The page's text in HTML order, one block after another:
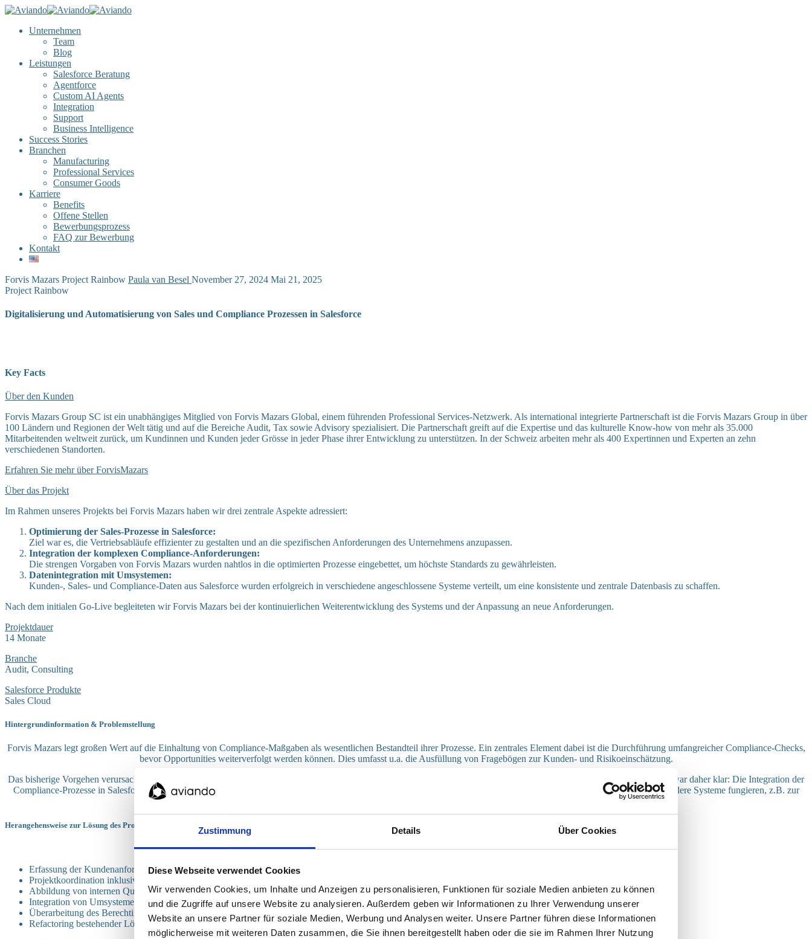
Zustimmung Details Über Cookies
Diese Webseite verwendet Cookies
Wir verwenden Cookies, um Inhalte und Anzeigen zu personalisieren, Funktionen für soziale Medien anbieten zu können
und die Zugriffe auf unsere Website zu analysieren. Außerdem geben wir Informationen zu Ihrer Verwendung unserer
Website an unsere Partner für soziale Medien, Werbung und Analysen weiter. Unsere Partner führen diese Informationen
möglicherweise mit weiteren Daten zusammen, die Sie ihnen bereitgestellt haben oder die sie im Rahmen Ihrer Nutzung
Unternehmen
Team
Blog
Leistungen
Salesforce Beratung
Agentforce
Custom AI Agents
Integration
Support
Business Intelligence
Success Stories
Branchen
Manufacturing
Professional Services
Consumer Goods
Karriere
Benefits
Offene Stellen
Bewerbungsprozess
FAQ zur Bewerbung
Kontakt
Forvis Mazars Project Rainbow Paula van Besel November 27, 2024 Mai 21, 2025
Project Rainbow
Digitalisierung und Automatisierung von Sales und Compliance Prozessen in Salesforce
Key Facts
Über den Kunden
Forvis Mazars Group SC ist ein unabhängiges Mitglied von Forvis Mazars Global, einem führenden Professional Services-Netzwerk. Als international integrierte Partnerschaft ist die Forvis Mazars Group in über
100 Ländern und Regionen der Welt tätig und auf die Bereiche Audit, Tax sowie Advisory spezialisiert. Die Partnerschaft greift auf die Expertise und das kulturelle Know-how von mehr als 35.000
Mitarbeitenden weltweit zurück, um Kundinnen und Kunden jeder Grösse in jeder Phase ihrer Entwicklung zu unterstützen. In der Schweiz arbeiten mehr als 400 Expertinnen und Experten an zehn
verschiedenen Standorten.
Erfahren Sie mehr über ForvisMazars
Über das Projekt
Im Rahmen unseres Projekts bei Forvis Mazars haben wir drei zentrale Aspekte adressiert:
Optimierung der Sales-Prozesse in Salesforce:
Ziel war es, die Vertriebsabläufe effizienter zu gestalten und an die spezifischen Anforderungen des Unternehmens anzupassen.
Integration der komplexen Compliance-Anforderungen:
Die strengen Vorgaben von Forvis Mazars wurden nahtlos in die optimierten Prozesse eingebettet, um höchste Standards zu gewährleisten.
Datenintegration mit Umsystemen:
Kunden-, Sales- und Compliance-Daten aus Salesforce wurden erfolgreich in verschiedene angeschlossene Systeme verteilt, um eine konsistente und zentrale Datenbasis zu schaffen.
Nach dem initialen Go-Live begleiteten wir Forvis Mazars bei der kontinuierlichen Weiterentwicklung des Systems und der Anpassung an neue Anforderungen.
Projektdauer
14 Monate
Branche
Audit, Consulting
Salesforce Produkte
Sales Cloud
Hintergrundinformation & Problemstellung
Forvis Mazars legt großen Wert auf die Einhaltung von Compliance-Maßgaben als wesentlichen Bestandteil ihrer Prozesse. Ein zentrales Element dabei ist die Durchführung umfangreicher Compliance-Checks,
bevor Opportunities weiterverfolgt werden können. Dies umfasst u.a. die Ausfüllung von Fragebögen zur Kunden- und Risikoeinschätzung.
Das bisherige Vorgehen verursachte für die Mitarbeiter, insbesondere die Compliance-Abteilung, hohen manuellen Aufwand und nahm viel Zeit in Anspruch. Die Zielsetzung war daher klar: Die Integration der
Compliance-Prozesse in Salesforce, um ein zentrales System für Kunden-, Deal- und Compliance-Checks zu schaffen. Darüber hinaus sollte Salesforce als Datenquelle für andere Systeme fungieren, z.B. zur
Herangehensweise zur Lösung des Problems
Um diese Herausforderungen zu bewältigen, haben wir folgende Maßnahmen umgesetzt:
Erfassung der Kundenanforderungen und Übersetzung in umsetzbare User Stories
Projektkoordination inklusive der Steuerung von Nearshore-Ressourcen
Abbildung von internen Qualitäts- und Compliance-Anforderungen direkt innerhalb der Salesforce-Vertriebsprozesse
Integration von Umsystemen, um Kunden-, Compliance- und Vertriebsinformationen reibungslos auszutauschen
Überarbeitung des Berechtigungskonzepts, um das Onboarding neuer User-Gruppen zu ermöglichen
Refactoring bestehender Lösungen, inklusive Migration zu Salesforce Flows und Einführung standardisierter Patterns